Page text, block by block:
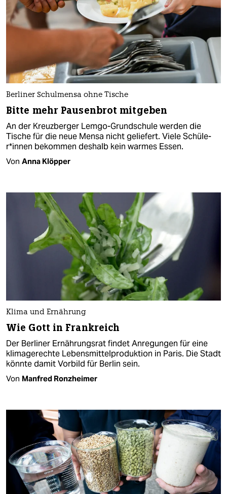
Berliner Schulmensa ohne Tische
Bitte mehr Pausenbrot mitgeben
An der Kreuzberger Lemgo-Grundschule werden die
Tische für die neue Mensa nicht geliefert. Viele Schü­le­
r*in­nen bekommen deshalb kein warmes Essen.
Von Anna Klöpper
Klima und Ernährung
Wie Gott in Frankreich
Der Berliner Ernährungsrat findet Anregungen für eine
klimagerechte Lebensmittelproduktion in Paris. Die Stadt
könnte damit Vorbild für Berlin sein.
Von Manfred Ronzheimer